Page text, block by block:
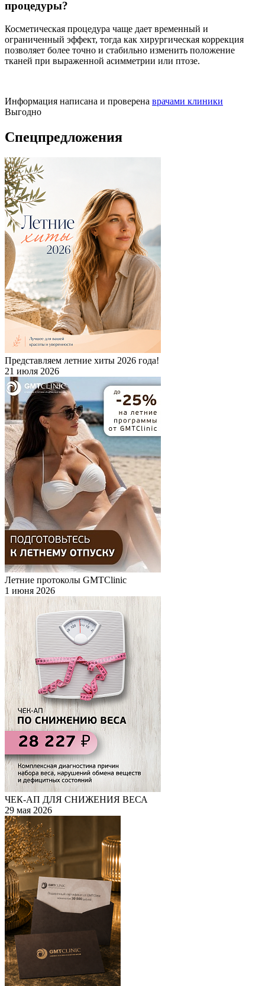
процедуры?
Косметическая процедура чаще дает временный и
ограниченный эффект, тогда как хирургическая коррекция
позволяет более точно и стабильно изменить положение
тканей при выраженной асимметрии или птозе.
Информация написана и проверена врачами клиники
Выгодно
Спецпредложения
Представляем летние хиты 2026 года!
21 июля 2026
Летние протоколы GMTClinic
1 июня 2026
ЧЕК-АП ДЛЯ СНИЖЕНИЯ ВЕСА
29 мая 2026